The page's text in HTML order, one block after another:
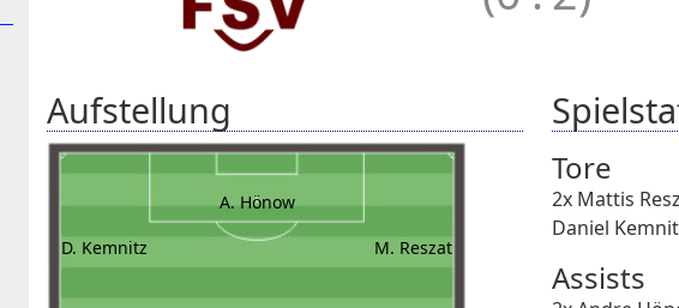
Aufstellung
A. Hönow
D. Kemnitz
M. Reszat
Tore
2x Mattis
Daniel
Assists